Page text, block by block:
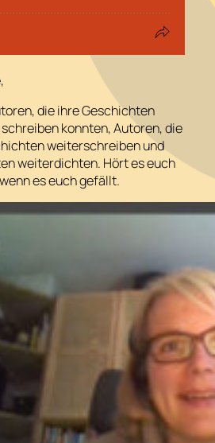
die ihre Geschichten
konnten, Autoren, die
weiterschreiben und
weiterdichten. Hört es euch
es euch gefällt.